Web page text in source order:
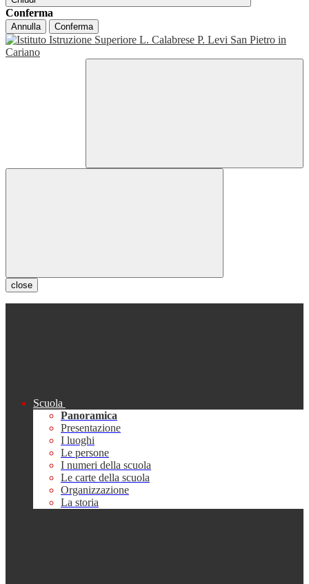
Conferma
Annulla Conferma
close
Scuola
Panoramica
Presentazione
I luoghi
Le persone
I numeri della scuola
Le carte della scuola
Organizzazione
La storia